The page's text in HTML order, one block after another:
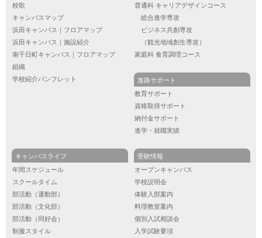
校歌
キャンパスマップ
浜田キャンパス｜フロアマップ
浜田キャンパス｜施設紹介
南千日町キャンパス｜フロアマップ
組織
学校紹介パンフレット
普通科 キャリアデザインコース
総合進学専攻
ビジネス共創専攻
（観光地域創生専攻）
家庭科 食育調理コース
進路サポート
教育サポート
資格取得サポート
納付金サポート
進学・就職実績
キャンパスライフ
年間スケジュール
スクールタイム
部活動（運動部）
部活動（文化部）
部活動（同好会）
制服スタイル
受験情報
オープンキャンパス
学校説明会
体験入部案内
料理教室案内
個別入試相談会
入学試験要項